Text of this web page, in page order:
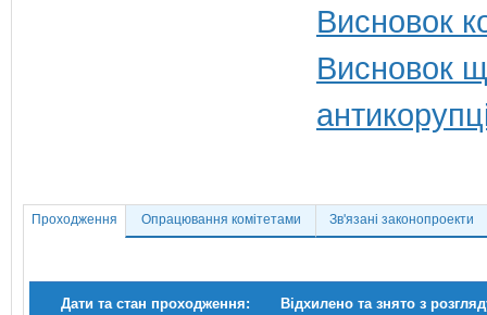
Висновок
Висновок
Проходження Опрацювання комітетами Зв'язані законопроекти
Дати та стан проходження: Відхилено та знято з